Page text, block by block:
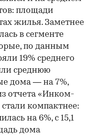
площади
жилья. Заметнее
в сегменте
по данным
19% среднего
среднюю
дома — на 7%,
отчета «Инком-
компактнее:
на 6%, с 15,1
дома